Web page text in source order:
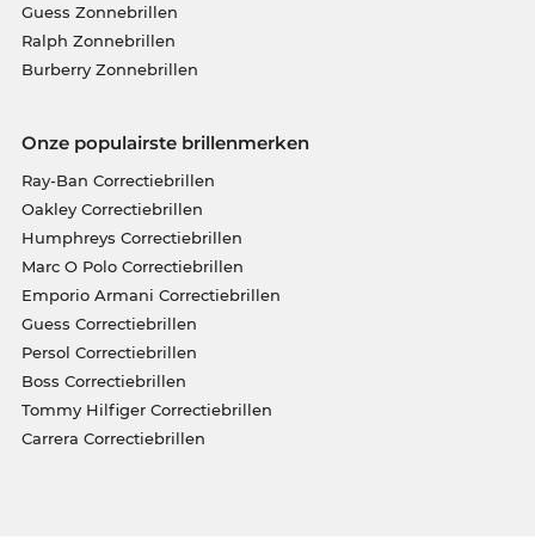
Guess Zonnebrillen
Ralph Zonnebrillen
Burberry Zonnebrillen
Onze populairste brillenmerken
Ray-Ban Correctiebrillen
Oakley Correctiebrillen
Humphreys Correctiebrillen
Marc O Polo Correctiebrillen
Emporio Armani Correctiebrillen
Guess Correctiebrillen
Persol Correctiebrillen
Boss Correctiebrillen
Tommy Hilfiger Correctiebrillen
Carrera Correctiebrillen